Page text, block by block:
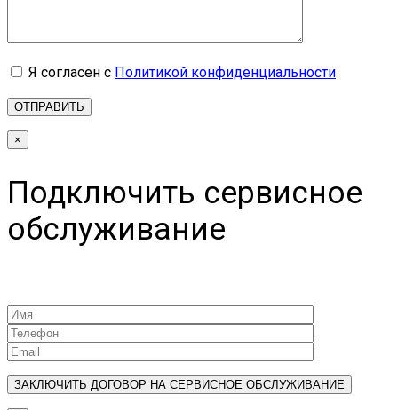
Я согласен с Политикой конфиденциальности
×
Подключить сервисное
обслуживание